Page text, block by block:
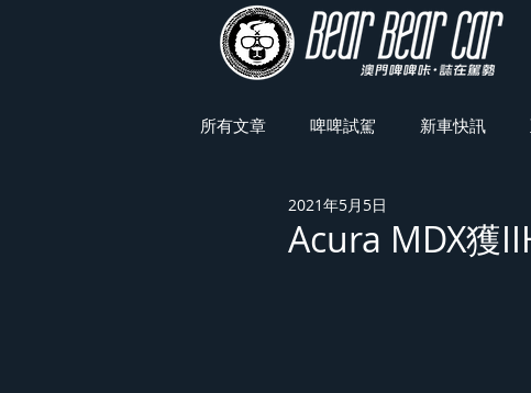
所有文章 啤啤試駕 新車快訊
車展焦點
Acura MDX獲
2021年5月5日